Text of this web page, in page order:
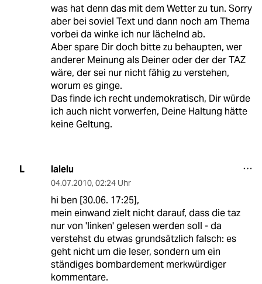
was hat denn das mit dem Wetter zu tun. Sorry
aber bei soviel Text und dann noch am Thema
vorbei da winke ich nur lächelnd ab.
Aber spare Dir doch bitte zu behaupten, wer
anderer Meinung als Deiner oder der der TAZ
wäre, der sei nur nicht fähig zu verstehen,
worum es ginge.
Das finde ich recht undemokratisch, Dir würde
ich auch nicht vorwerfen, Deine Haltung hätte
keine Geltung.
L lalelu
04.07.2010, 02:24 Uhr
hi ben [30.06. 17:25],
mein einwand zielt nicht darauf, dass die taz
nur von 'linken' gelesen werden soll - da
verstehst du etwas grundsätzlich falsch: es
geht nicht um die leser, sondern um ein
ständiges bombardement merkwürdiger
kommentare.